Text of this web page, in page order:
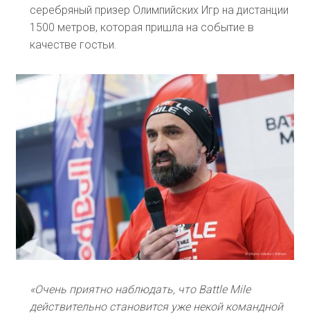
серебряный призер Олимпийских Игр на дистанции
1500 метров, которая пришла на событие в
качестве гостьи.
«Очень приятно наблюдать, что Battle Mile
действительно становится уже некой командной